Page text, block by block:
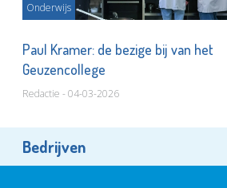
Onderwijs
Paul Kramer: de bezige bij van het
Geuzencollege
Redactie - 04-03-2026
Bedrijven